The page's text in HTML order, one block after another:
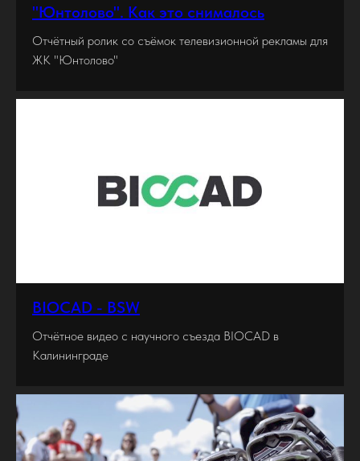
"Юнтолово". Как это снималось
Отчётный ролик со съёмок телевизионной рекламы для
ЖК "Юнтолово"
BIOCAD - BSW
Отчётное видео c научного съезда BIOCAD в
Калининграде